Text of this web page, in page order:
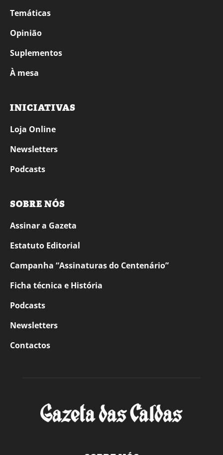
Temáticas
Opinião
Suplementos
À mesa
INICIATIVAS
Loja Online
Newsletters
Podcasts
SOBRE NÓS
Assinar a Gazeta
Estatuto Editorial
Campanha “Assinaturas do Centenário”
Ficha técnica e História
Podcasts
Newsletters
Contactos